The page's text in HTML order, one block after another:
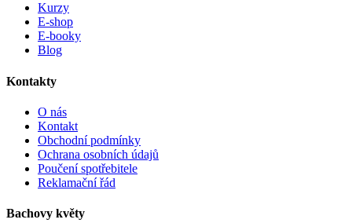
Kurzy
E-shop
E-booky
Blog
Kontakty
O nás
Kontakt
Obchodní podmínky
Ochrana osobních údajů
Poučení spotřebitele
Reklamační řád
Bachovy květy